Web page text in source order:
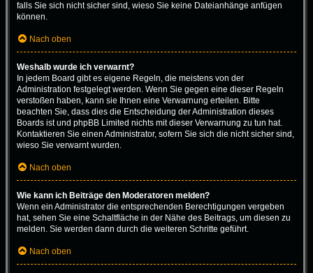
falls Sie sich nicht sicher sind, wieso Sie keine Dateianhänge anfügen
können.
Nach oben
Weshalb wurde ich verwarnt?
In jedem Board gibt es eigene Regeln, die meistens von der
Administration festgelegt werden. Wenn Sie gegen eine dieser Regeln
verstoßen haben, kann sie Ihnen eine Verwarnung erteilen. Bitte
beachten Sie, dass dies die Entscheidung der Administration dieses
Boards ist und phpBB Limited nichts mit dieser Verwarnung zu tun hat.
Kontaktieren Sie einen Administrator, sofern Sie sich die nicht sicher sind,
wieso Sie verwarnt wurden.
Nach oben
Wie kann ich Beiträge den Moderatoren melden?
Wenn ein Administrator die entsprechenden Berechtigungen vergeben
hat, sehen Sie eine Schaltfläche in der Nähe des Beitrags, um diesen zu
melden. Sie werden dann durch die weiteren Schritte geführt.
Nach oben